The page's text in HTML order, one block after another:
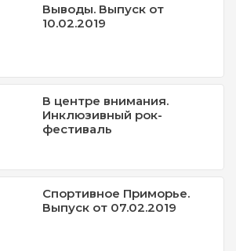
Выводы. Выпуск от
10.02.2019
В центре внимания.
Инклюзивный рок-
фестиваль
Спортивное Приморье.
Выпуск от 07.02.2019